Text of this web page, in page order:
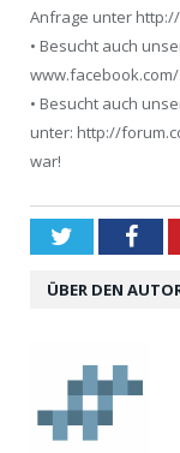
Anfrage unter
• Besucht auch
• Besucht auch
unter: http://
war!
Twitter
ÜBER DEN